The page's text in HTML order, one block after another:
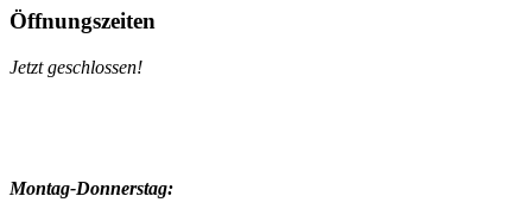
Öffnungszeiten
Jetzt geschlossen!
Montag-Donnerstag: